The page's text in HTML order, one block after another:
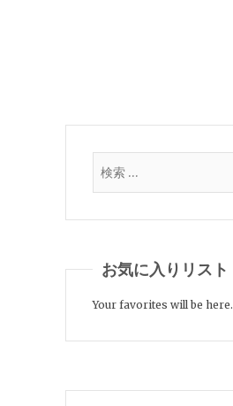
お気に入りリスト
Your favorites will be here.